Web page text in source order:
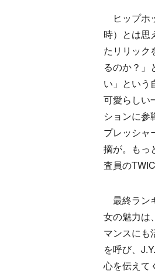
ヒップホ
時）とは思
たリリック
るのか？」
い」という
可愛らしい
ションに参
プレッシャ
摘が。もっ
査員の
最終ラン
女の魅力は
マンスにも
を呼び、
心を伝えて